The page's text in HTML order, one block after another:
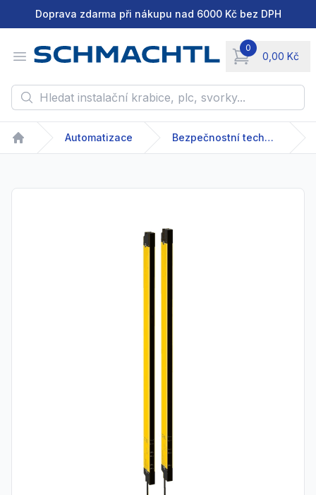
Doprava zdarma při nákupu nad 6000 Kč bez DPH
Open menu
0
0,00 Kč
items in cart,
Hledat instalační krabice, plc, svorky...
Home
Automatizace Bezpečnostní technika